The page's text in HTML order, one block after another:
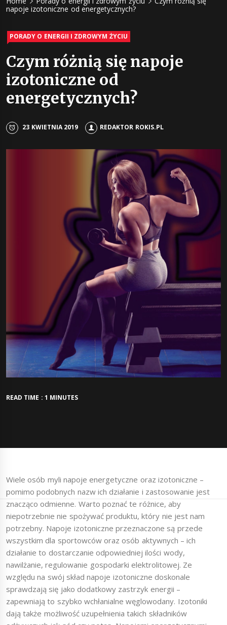
energii z
napojów
żywności
napoje izotoniczne od energetycznych?
PORADY O ENERGII I ZDROWYM ŻYCIU
Czym różnią się napoje
izotoniczne od
energetycznych?
23 KWIETNIA 2019 REDAKTOR ROKIS.PL
READ TIME : 1 MINUTES
Wiele osób myli napoje energetyczne oraz izotoniczne –
pomimo podobnych nazw ich działanie i zastosowanie jest
znacząco odmienne. Warto poznać te różnice, aby
niepotrzebnie nie spożywać produktu, który nie jest nam
potrzebny. Napoje izotoniczne przeznaczone są przede
wszystkim dla sportowców oraz osób aktywnych – ich
działanie to dostarczanie odpowiedniej ilości wody,
nawilżanie, regulowanie gospodarki elektrolitowej. Ze
względu na swój skład napoje izotoniczne doskonale
sprawdzają się jako dodatkowy zastrzyk energii –
zapewniają to szybko wchłanialne węglowodany. Izotoniki
dają także możliwość uzupełnienia takich składników